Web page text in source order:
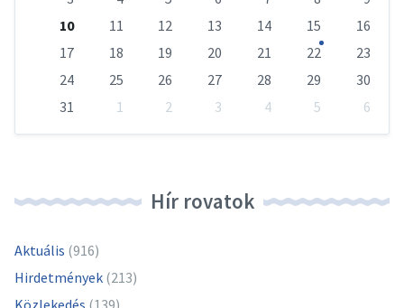
10
11 12 13 14 15
16
17
18 19 20 21 22
23
24
25 26 27 28 29
30
31
1 2 3 4 5
6
Hír rovatok
Aktuális (916)
Hirdetmények (213)
Közlekedés (139)